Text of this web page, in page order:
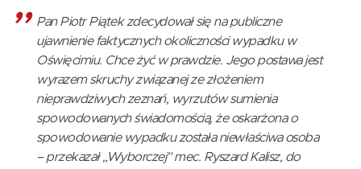
Pan Piotr Piątek zdecydował się na publiczne
ujawnienie faktycznych okoliczności wypadku w
Oświęcimiu. Chce żyć w prawdzie. Jego postawa jest
wyrazem skruchy związanej ze złożeniem
nieprawdziwych zeznań, wyrzutów sumienia
spowodowanych świadomością, że oskarżona o
spowodowanie wypadku została niewłaściwa osoba
– przekazał „Wyborczej” mec. Ryszard Kalisz, do